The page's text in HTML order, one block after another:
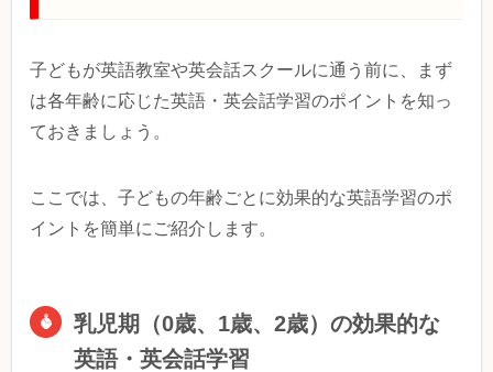
子どもが英語教室や英会話スクールに通う前に、まず
は各年齢に応じた英語・英会話学習のポイントを知っ
ておきましょう。
ここでは、子どもの年齢ごとに効果的な英語学習のポ
イントを簡単にご紹介します。
乳児期（0歳、1歳、2歳）の効果的な
英語・英会話学習